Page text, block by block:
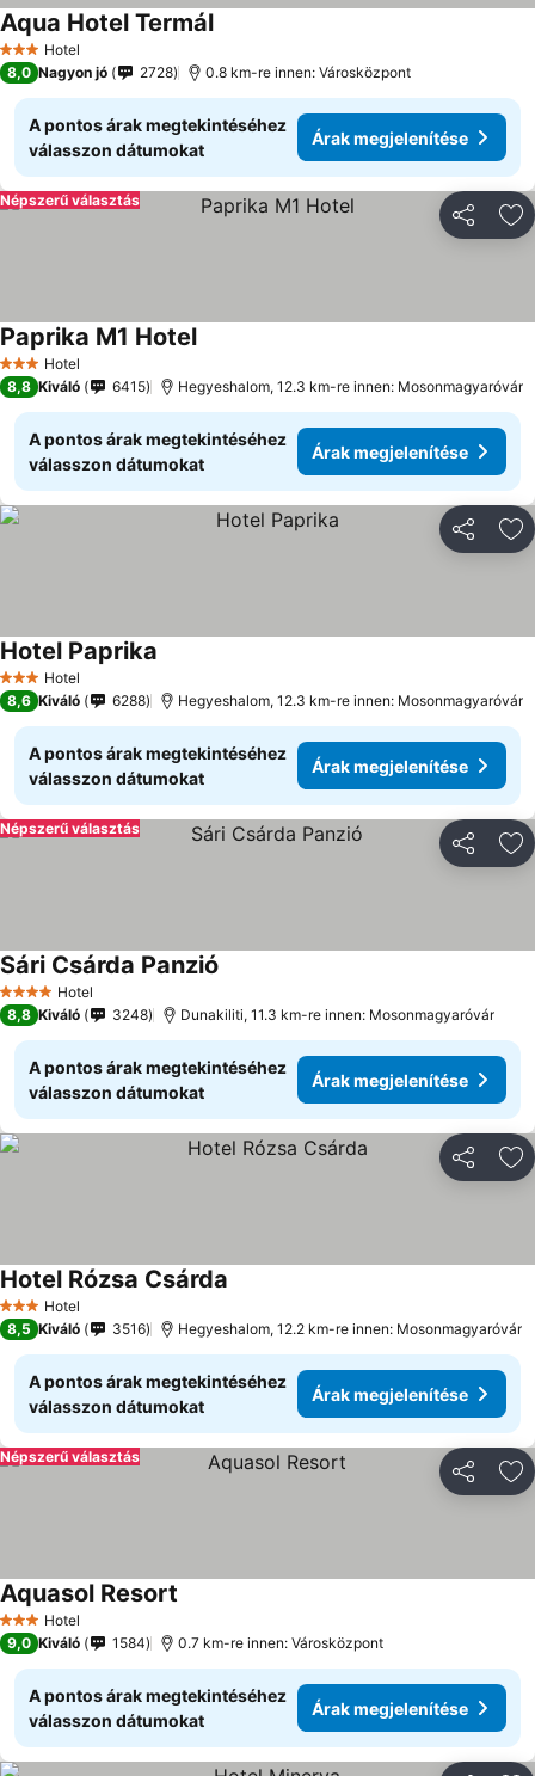
3 Kategória
Hotel
Aqua Hotel Termál
8,0 Nagyon jó 2728 0.8 km-re innen: Városközpont
A pontos árak megtekintéséhez
válasszon dátumokat
Árak megjelenítése
Népszerű választás
3 Kategória
Hotel
Paprika M1 Hotel
8,8 Kiváló 6415 Hegyeshalom, 12.3 km-re innen: Mosonmagyaróvár
A pontos árak megtekintéséhez
válasszon dátumokat
Árak megjelenítése
3 Kategória
Hotel
Hotel Paprika
8,6 Kiváló 6288 Hegyeshalom, 12.3 km-re innen: Mosonmagyaróvár
A pontos árak megtekintéséhez
válasszon dátumokat
Árak megjelenítése
Népszerű választás
4 KategóriaHotel
Sári Csárda Panzió
8,8 Kiváló 3248 Dunakiliti, 11.3 km-re innen: Mosonmagyaróvár
A pontos árak megtekintéséhez
válasszon dátumokat
Árak megjelenítése
3 Kategória
Hotel
Hotel Rózsa Csárda
8,5 Kiváló 3516 Hegyeshalom, 12.2 km-re innen: Mosonmagyaróvár
A pontos árak megtekintéséhez
válasszon dátumokat
Árak megjelenítése
Népszerű választás
3 Kategória
Hotel
Aquasol Resort
9,0 Kiváló 1584 0.7 km-re innen: Városközpont
A pontos árak megtekintéséhez
válasszon dátumokat
Árak megjelenítése